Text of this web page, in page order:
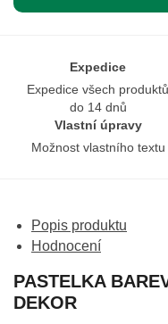
Expedice
Expedice všech produktů
do 14 dnů
Vlastní úpravy
Možnost vlastního textu
Popis produktu
Hodnocení
PASTELKA
DEKOR